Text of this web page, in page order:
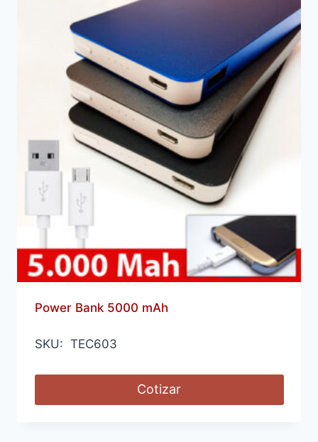
Power Bank 5000 mAh
SKU: TEC603
Cotizar